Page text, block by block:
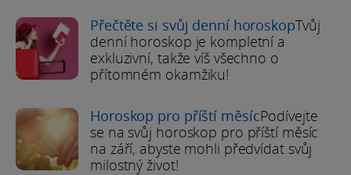
Přečtěte si svůj denní horoskopTvůj
denní horoskop je kompletní a
exkluzivní, takže víš všechno o
přítomném okamžiku!
Horoskop pro příští měsícPodívejte
se na svůj horoskop pro příští měsíc
na září, abyste mohli předvídat svůj
milostný život!